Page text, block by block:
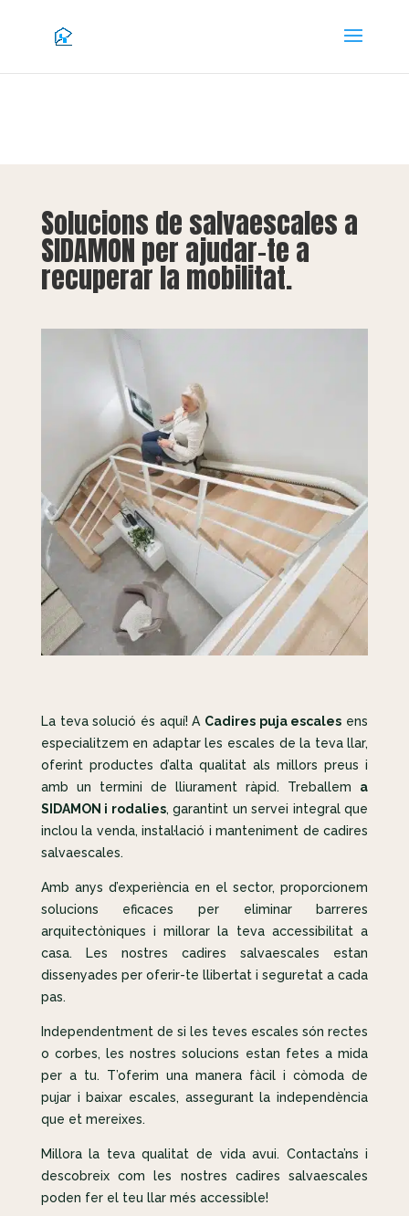
Solucions de salvaescales a
SIDAMON per ajudar-te a
recuperar la mobilitat.
La teva solució és aquí! A Cadires puja escales ens
especialitzem en adaptar les escales de la teva llar,
oferint productes d’alta qualitat als millors preus i
amb un termini de lliurament ràpid. Treballem a
SIDAMON i rodalies, garantint un servei integral que
inclou la venda, instal·lació i manteniment de cadires
salvaescales.
Amb anys d’experiència en el sector, proporcionem
solucions eficaces per eliminar barreres
arquitectòniques i millorar la teva accessibilitat a
casa. Les nostres cadires salvaescales estan
dissenyades per oferir-te llibertat i seguretat a cada
pas.
Independentment de si les teves escales són rectes
o corbes, les nostres solucions estan fetes a mida
per a tu. T’oferim una manera fàcil i còmoda de
pujar i baixar escales, assegurant la independència
que et mereixes.
Millora la teva qualitat de vida avui. Contacta’ns i
descobreix com les nostres cadires salvaescales
poden fer el teu llar més accessible!